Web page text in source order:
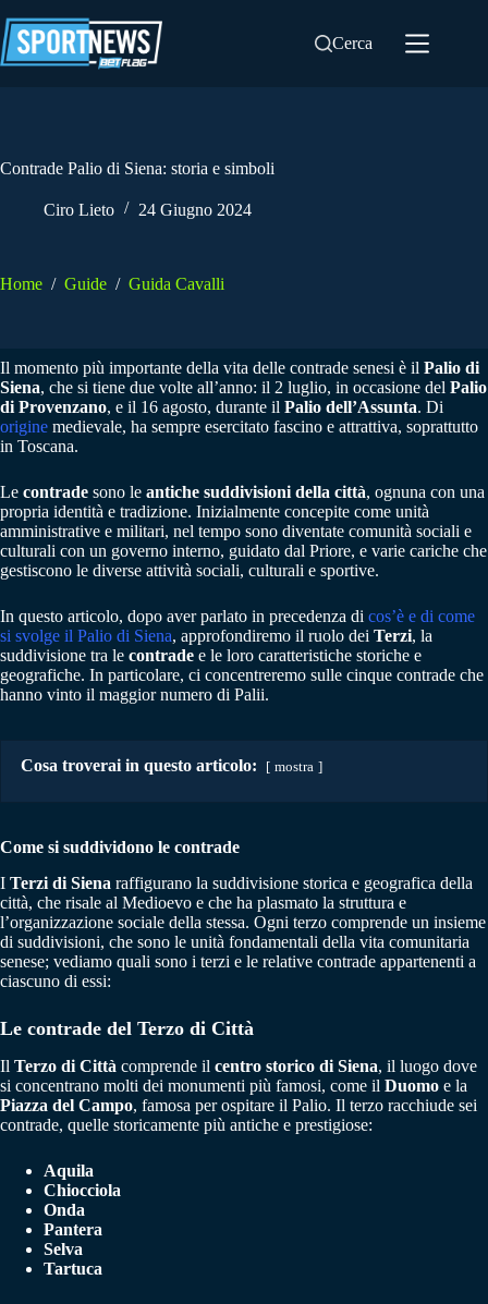
al
contenuto
Cerca
Contrade Palio di Siena: storia e simboli
Ciro Lieto 24 Giugno 2024
Home / Guide / Guida Cavalli
Il momento più importante della vita delle contrade senesi è il Palio di
Siena, che si tiene due volte all’anno: il 2 luglio, in occasione del Palio
di Provenzano, e il 16 agosto, durante il Palio dell’Assunta. Di
origine medievale, ha sempre esercitato fascino e attrattiva, soprattutto
in Toscana.
Le contrade sono le antiche suddivisioni della città, ognuna con una
propria identità e tradizione. Inizialmente concepite come unità
amministrative e militari, nel tempo sono diventate comunità sociali e
culturali con un governo interno, guidato dal Priore, e varie cariche che
gestiscono le diverse attività sociali, culturali e sportive.
In questo articolo, dopo aver parlato in precedenza di cos’è e di come
si svolge il Palio di Siena, approfondiremo il ruolo dei Terzi, la
suddivisione tra le contrade e le loro caratteristiche storiche e
geografiche. In particolare, ci concentreremo sulle cinque contrade che
hanno vinto il maggior numero di Palii.
Cosa troverai in questo articolo: mostra
Come si suddividono le contrade
I Terzi di Siena raffigurano la suddivisione storica e geografica della
città, che risale al Medioevo e che ha plasmato la struttura e
l’organizzazione sociale della stessa. Ogni terzo comprende un insieme
di suddivisioni, che sono le unità fondamentali della vita comunitaria
senese; vediamo quali sono i terzi e le relative contrade appartenenti a
ciascuno di essi:
Le contrade del Terzo di Città
Il Terzo di Città comprende il centro storico di Siena, il luogo dove
si concentrano molti dei monumenti più famosi, come il Duomo e la
Piazza del Campo, famosa per ospitare il Palio. Il terzo racchiude sei
contrade, quelle storicamente più antiche e prestigiose:
Aquila
Chiocciola
Onda
Pantera
Selva
Tartuca